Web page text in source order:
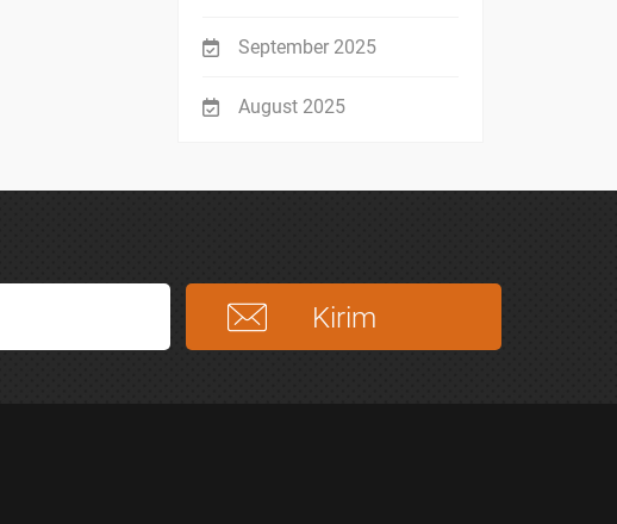
September 2025
August 2025